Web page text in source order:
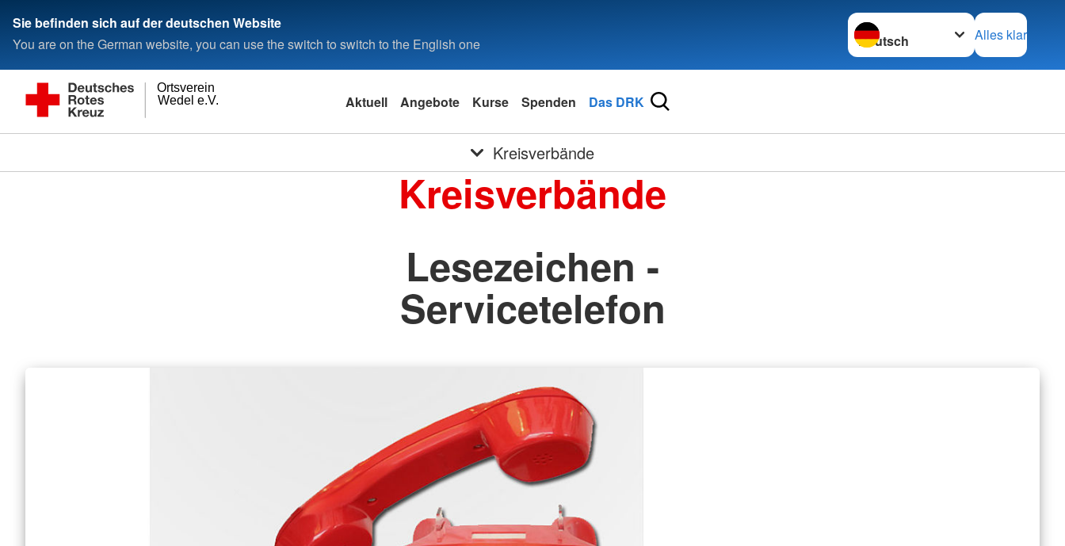
Sie befinden sich auf der deutschen Website
You are on the German website, you can use the switch to switch to the English one
Sprache wechseln zu
Alles klar
Wedel e.V.
Ortsverein
Aktuell Angebote Kurse Spenden Das DRK
Kreisverbände
Kreisverbände
Lesezeichen -
Servicetelefon